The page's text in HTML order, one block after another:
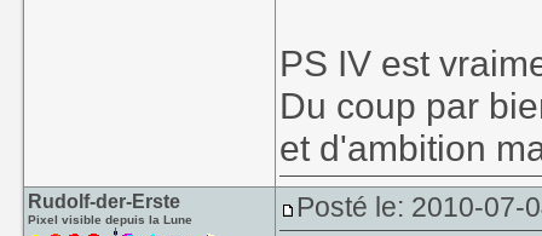
PS IV est
Du coup par
et d'ambition
Rudolf-der-Erste
Pixel visible depuis la Lune Posté le: 2010-07-